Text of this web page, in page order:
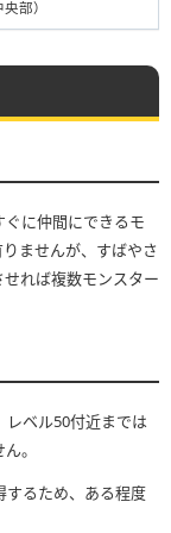
部）
に仲間にできるモ
ませんが、すばやさ
れば複数モンスター
レベル50付近までは
。
するため、ある程度